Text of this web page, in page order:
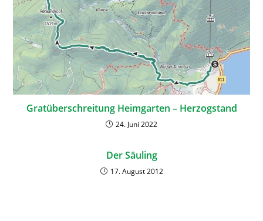
Gratüberschreitung Heimgarten – Herzogstand
24. Juni 2022
Der Säuling
17. August 2012